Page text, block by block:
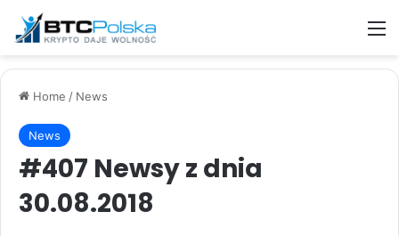
Home / News
News
#407 Newsy z dnia
30.08.2018